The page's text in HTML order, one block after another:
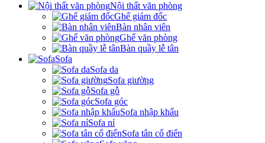
Nội thất văn phòng
Ghế giám đốc
Bàn nhân viên
Ghế văn phòng
Bàn quầy lễ tân
Sofa
Sofa da
Sofa giường
Sofa gỗ
Sofa góc
Sofa nhập khẩu
Sofa nỉ
Sofa tân cổ điển